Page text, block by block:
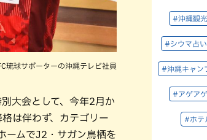
琉球サポーターの沖縄テレビ社員
大会として、今年2月か
は伴わず、カテゴリー
ームでJ2・サガン鳥栖を
#沖縄観
#シウマ占い
#沖縄キャン
#アゲア
#ホテ